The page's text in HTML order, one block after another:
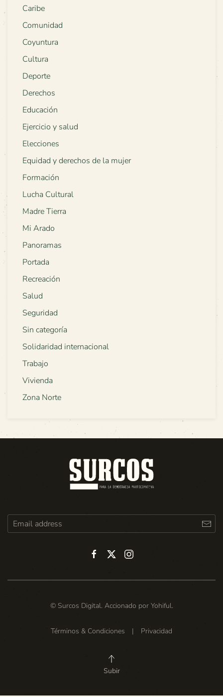
Caribe
Comunidad
Coyuntura
Cultura
Deporte
Derechos
Educación
Ejercicio y salud
Elecciones
Equidad y derechos de la mujer
Formación
Lucha Cultural
Madre Tierra
Mi Arado
Panoramas
Portada
Recreación
Salud
Seguridad
Sin categoría
Solidaridad internacional
Trabajo
Vivienda
Zona Norte
© Surcos Digital. Accionado por Yohiful.
Términos & Condiciones | Privacidad
Subir